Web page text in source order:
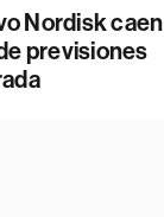
Nordisk caen
previsiones